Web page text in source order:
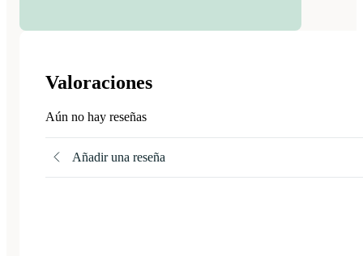
Valoraciones
Aún no hay reseñas
Añadir una reseña